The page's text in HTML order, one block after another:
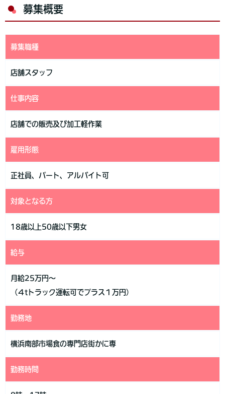
募集概要
募集職種
店舗スタッフ
仕事内容
店舗での販売及び加工軽作業
雇用形態
正社員、パート、アルバイト可
対象となる方
18歳以上50歳以下男女
給与
月給25万円～
（４tトラック運転可でプラス１万円）
勤務地
横浜南部市場食の専門店街かに専
勤務時間